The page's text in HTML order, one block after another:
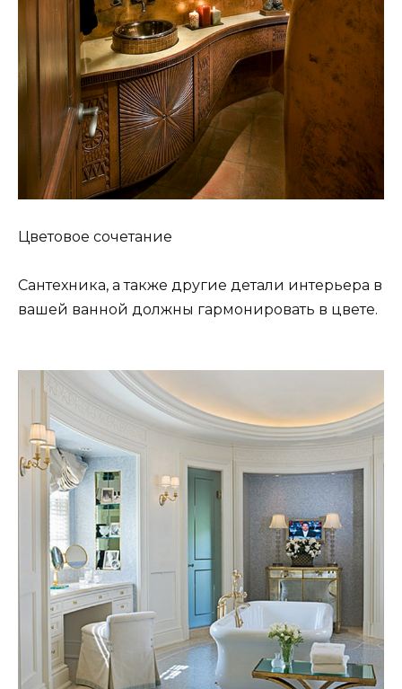
Цветовое сочетание
Сантехника, а также другие детали интерьера в
вашей ванной должны гармонировать в цвете.